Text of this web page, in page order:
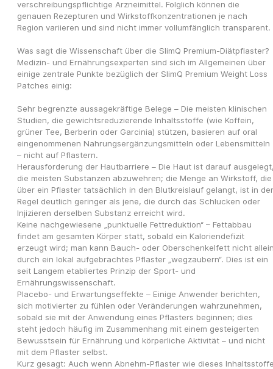
verschreibungspflichtige Arzneimittel. Folglich können die
genauen Rezepturen und Wirkstoffkonzentrationen je nach
Region variieren und sind nicht immer vollumfänglich transparent.​
Was sagt die Wissenschaft über die SlimQ Premium-Diätpflaster?
Medizin- und Ernährungsexperten sind sich im Allgemeinen über
einige zentrale Punkte bezüglich der SlimQ Premium Weight Loss
Patches einig:
Sehr begrenzte aussagekräftige Belege – Die meisten klinischen
Studien, die gewichtsreduzierende Inhaltsstoffe (wie Koffein,
grüner Tee, Berberin oder Garcinia) stützen, basieren auf oral
eingenommenen Nahrungsergänzungsmitteln oder Lebensmitteln
– nicht auf Pflastern.
Herausforderung der Hautbarriere – Die Haut ist darauf
die meisten Substanzen abzuwehren; die Menge an Wirkstoff, die
über ein Pflaster tatsächlich in den Blutkreislauf gelangt, ist in der
Regel deutlich geringer als jene, die durch das Schlucken oder
Injizieren derselben Substanz erreicht wird.
Keine nachgewiesene „punktuelle Fettreduktion“ – Fettabbau
findet am gesamten Körper statt, sobald ein Kaloriendefizit
erzeugt wird; man kann Bauch- oder Oberschenkelfett nicht
durch ein lokal aufgebrachtes Pflaster „wegzaubern“. Dies ist ein
seit Langem etabliertes Prinzip der Sport- und
Ernährungswissenschaft.
Placebo- und Erwartungseffekte – Einige Anwender berichten,
sich motivierter zu fühlen oder Veränderungen wahrzunehmen,
sobald sie mit der Anwendung eines Pflasters beginnen; dies
steht jedoch häufig im Zusammenhang mit einem gesteigerten
Bewusstsein für Ernährung und körperliche Aktivität – und nicht
mit dem Pflaster selbst.
Kurz gesagt: Auch wenn Abnehm-Pflaster wie dieses